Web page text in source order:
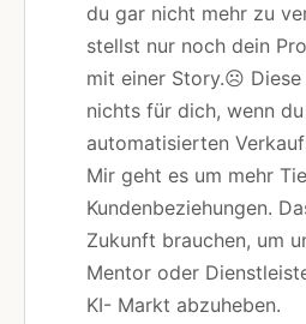
du gar nicht mehr zu
stellst nur noch dein
mit einer Story.☹ Diese
nichts für dich, wenn
automatisierten
Mir geht es um mehr
Kundenbeziehungen.
Zukunft brauchen, um
Mentor oder
KI- Markt abzuheben.